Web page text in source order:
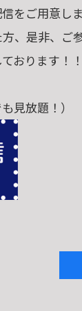
をご用意しま
、是非、ご
おります！！
見放題！）